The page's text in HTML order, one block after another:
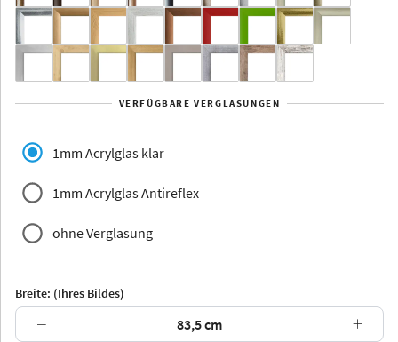
Yukon Alaska
Jersey Dauphine
VERFÜGBARE VERGLASUNGEN
1mm Acrylglas klar
1mm Acrylglas Antireflex
ohne Verglasung
Breite: (Ihres Bildes)
− +